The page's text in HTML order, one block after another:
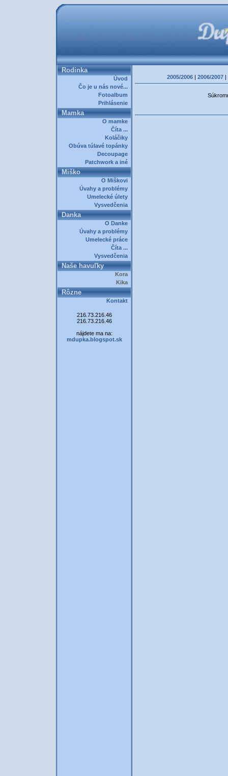
Rodinka
Úvod
Čo je u nás nové...
Fotoalbum
Prihlásenie
Mamka
O mamke
Číta ...
Koláčiky
Obúva túlavé topánky
Decoupage
Patchwork a iné
Miško
O Miškovi
Úvahy a problémy
Umelecké úlety
Vysvedčenia
Danka
O Danke
Úvahy a problémy
Umelecké práce
Číta ...
Vysvedčenia
Naše havuľky
Kora
Kika
Rôzne
Kontakt
216.73.216.46
216.73.216.46
nájdete ma na:
mdupka.blogspot.sk
2005/2006 | 2006/2007 |